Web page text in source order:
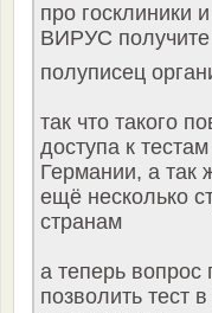
про
ВИРУС получите
полуписец
так что такого
доступа к
Германии, а
ещё несколько
странам
а теперь вопрос
позволить тест